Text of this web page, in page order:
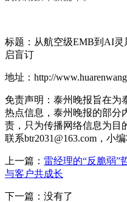
标题：从航空级EMB到AI
启盲订
地址：http://
免责声明：泰州晚报旨在为
热点信息，泰州晚报的部分
责，只为传播网络信息为目
联系btr2031@163.com，小
上一篇： 雷经理的“反脆弱”
与客户共成长
下一篇：没有了